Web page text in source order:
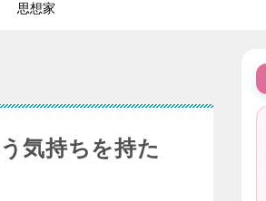
思想家
気持ちを持た